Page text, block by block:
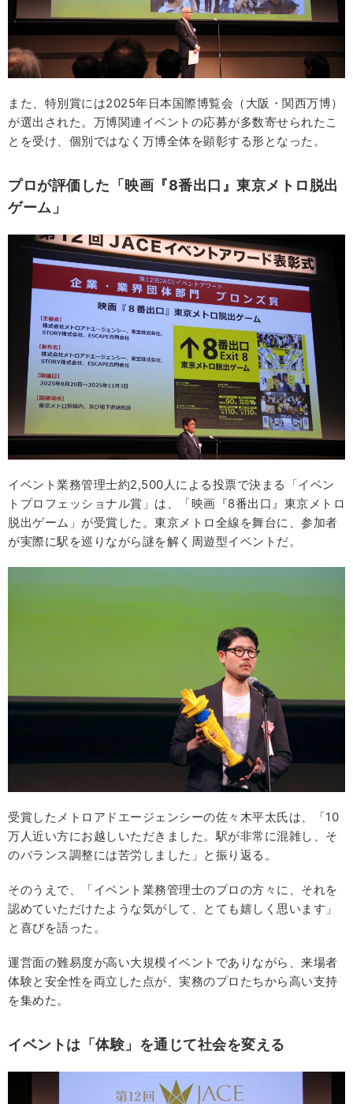
また、特別賞には2025年日本国際博覧会（大阪・関西万博）
が選出された。万博関連イベントの応募が多数寄せられたこ
とを受け、個別ではなく万博全体を顕彰する形となった。
プロが評価した「映画『8番出口』東京メトロ脱出
ゲーム」
イベント業務管理士約2,500人による投票で決まる「イベン
トプロフェッショナル賞」は、「映画『8番出口』東京メトロ
脱出ゲーム」が受賞した。東京メトロ全線を舞台に、参加者
が実際に駅を巡りながら謎を解く周遊型イベントだ。
受賞したメトロアドエージェンシーの佐々木平太氏は、「10
万人近い方にお越しいただきました。駅が非常に混雑し、そ
のバランス調整には苦労しました」と振り返る。
そのうえで、「イベント業務管理士のプロの方々に、それを
認めていただけたような気がして、とても嬉しく思います」
と喜びを語った。
運営面の難易度が高い大規模イベントでありながら、来場者
体験と安全性を両立した点が、実務のプロたちから高い支持
を集めた。
イベントは「体験」を通じて社会を変える